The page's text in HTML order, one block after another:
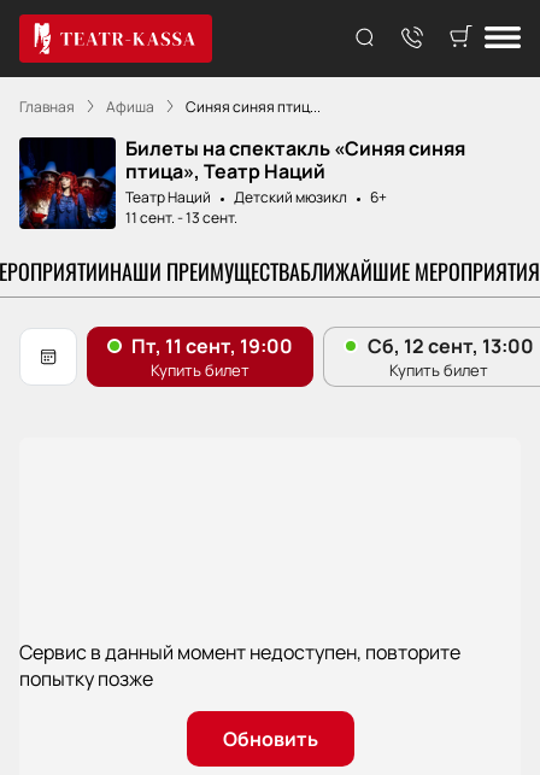
Главная Афиша Синяя синяя птиц...
Билеты на спектакль «Синяя синяя
птица», Театр Наций
Театр Наций Детский мюзикл
6+
11 сент.-13 сент.
НАШИ ПРЕИМУЩЕСТВАБЛИЖАЙШИЕ МЕРОПРИЯТИЯ
Сервис в данный момент недоступен, повторите
попытку позже
Обновить